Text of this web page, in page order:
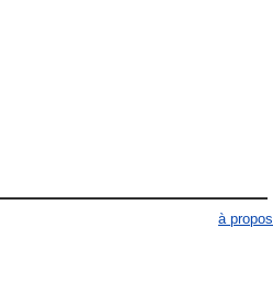
à propos